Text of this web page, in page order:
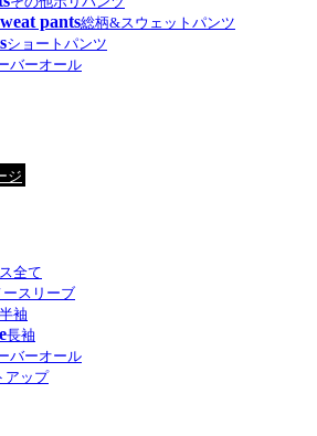
pants総柄&スウェットパンツ
ショートパンツ
バーオール
ジ
全て
ースリーブ
半袖
長袖
バーオール
アップ